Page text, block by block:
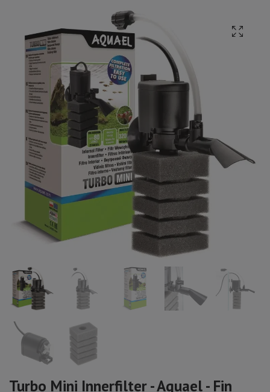
Turbo Mini Innerfilter - Aquael - Fin